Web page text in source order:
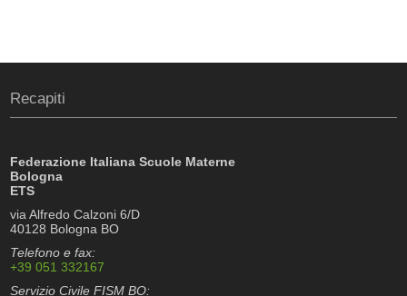
Recapiti
Federazione Italiana Scuole Materne
Bologna
ETS
via Alfredo Calzoni 6/D
40128 Bologna BO
Telefono e fax:
+39 051 332167
Servizio Civile FISM BO: